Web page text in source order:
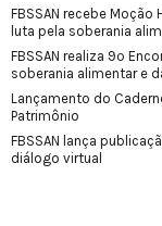
FBSSAN recebe
luta pela soberania
FBSSAN realiza 9º
soberania alimentar e
Lançamento do
Patrimônio
FBSSAN lança
diálogo virtual